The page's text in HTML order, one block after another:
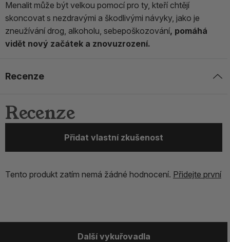
Menalit může být velkou pomocí pro ty, kteří chtějí
skoncovat s nezdravými a škodlivými návyky, jako je
zneužívání drog, alkoholu, sebepoškozování, pomáhá
vidět nový začátek a znovuzrození.
Recenze
Recenze
Přidat vlastní zkušenost
Tento produkt zatím nemá žádné hodnocení. Přidejte první
Další vykuřovadla